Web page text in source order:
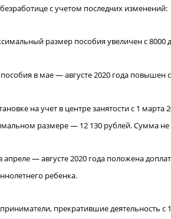
с учетом последних изменений:
размер пособия увеличен с 8000
в мае — августе 2020 года повышен с
на учет в центре занятости с 1 марта
размере — 12 130 рублей. Сумма не
— августе 2020 года положена
ребенка.
прекратившие деятельность с